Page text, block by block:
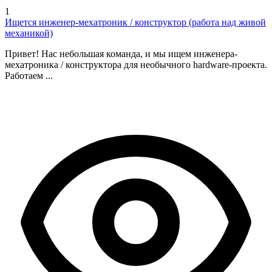
1
Ищется инженер-мехатроник / конструктор (работа над живой
механикой)
Привет! Нас небольшая команда, и мы ищем инженера-
мехатроника / конструктора для необычного hardware-проекта.
Работаем ...